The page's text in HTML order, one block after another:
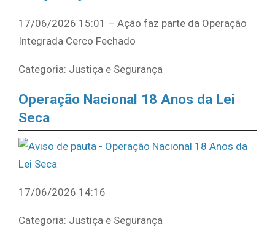
17/06/2026 15:01 – Ação faz parte da Operação
Integrada Cerco Fechado
Categoria: Justiça e Segurança
Operação Nacional 18 Anos da Lei
Seca
17/06/2026 14:16
Categoria: Justiça e Segurança